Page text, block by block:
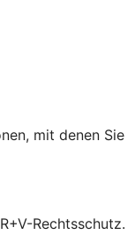
mit denen Sie
Rechtsschutz.